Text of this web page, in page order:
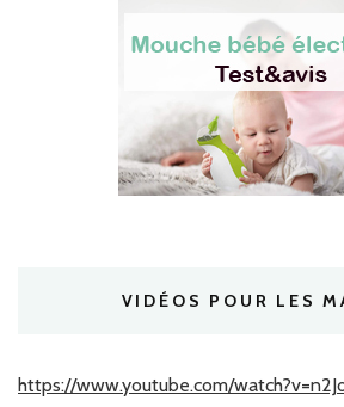
VIDÉOS POUR LES
https://www.youtube.com/